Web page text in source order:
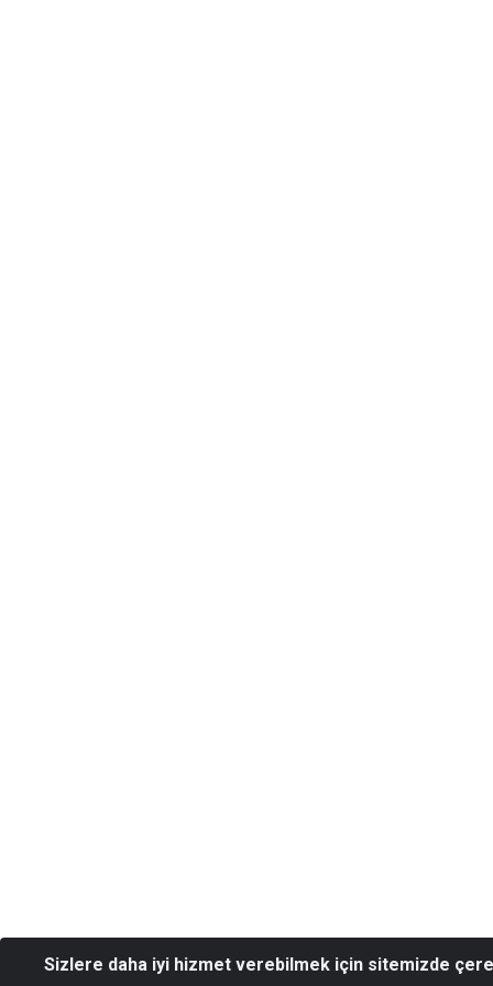
Sizlere daha iyi hizmet verebilmek için sitemizde